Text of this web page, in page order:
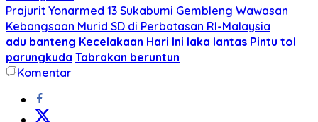
Prajurit Yonarmed 13 Sukabumi Gembleng Wawasan
Kebangsaan Murid SD di Perbatasan RI-Malaysia
adu banteng Kecelakaan Hari Ini laka lantas Pintu tol
parungkuda Tabrakan beruntun
Komentar